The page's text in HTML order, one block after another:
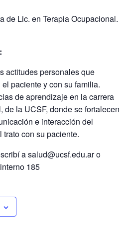
de Lic. en Terapia Ocupacional.
actitudes personales que
paciente y con su familia.
de aprendizaje en la carrera
de la UCSF, donde se fortalecen
e interacción del
con su paciente.
a salud@ucsf.edu.ar o
185